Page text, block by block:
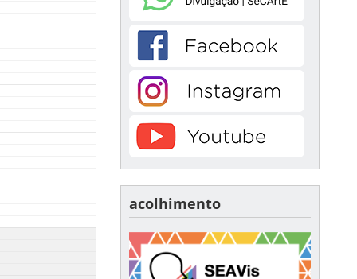
acolhimento